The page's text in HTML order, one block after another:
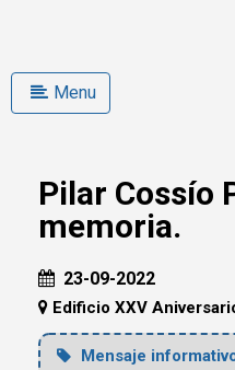
Menu
Pilar Cossío
memoria.
23-09-2022
Edificio XXV
Mensaje